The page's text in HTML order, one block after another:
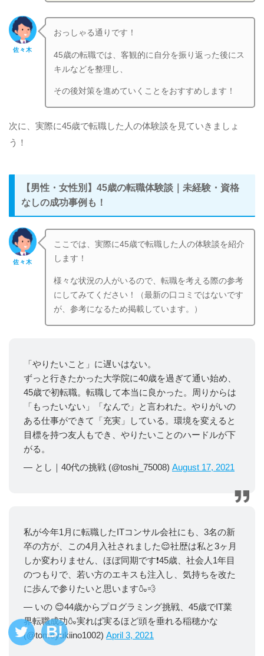
佐々木
おっしゃる通りです！
45歳の転職では、客観的に自分を振り返った後にス
キルなどを整理し、
その後対策を進めていくことをおすすめします！
次に、実際に45歳で転職した人の体験談を見ていきましょ
う！
【男性・女性別】45歳の転職体験談｜未経験・資格
なしの成功事例も！
佐々木
ここでは、実際に45歳で転職した人の体験談を紹介
します！
様々な状況の人がいるので、転職を考える際の参考
にしてみてください！（最新の口コミではないです
が、参考になるため掲載しています。）
「やりたいこと」に遅いはない。
ずっと行きたかった大学院に40歳を過ぎて通い始め、
45歳で初転職。転職して本当に良かった。周りからは
「もったいない」「なんで」と言われた。やりがいの
ある仕事ができて「充実」している。環境を変えると
目標を持つ友人もでき、やりたいことのハードルが下
がる。
— とし｜40代の挑戦 (@toshi_75008) August 17, 2021
私が今年1月に転職したITコンサル会社にも、3名の新
卒の方が、この4月入社されました😌社歴は私と3ヶ月
しか変わりません、ほぼ同期です❗45歳、社会人1年目
のつもりで、若い方のエキスも注入し、気持ちを改た
に歩んで参りたいと思います🍶💨
— いの 😊44歳からプログラミング挑戦、45歳でIT業
界転職成功🍶実れば実るほど頭を垂れる稲穂かな
(@tomoyukiino1002) April 3, 2021